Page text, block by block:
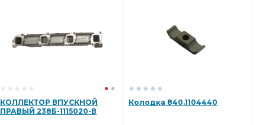
КОЛЛЕКТОР ВПУСКНОЙ
ПРАВЫЙ 238Б-1115020-В
Колодка 840.1104440